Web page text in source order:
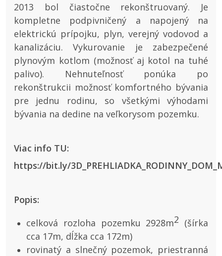
2013 bol čiastočne rekonštruovaný. Je
kompletne podpivničený a napojený na
elektrickú prípojku, plyn, verejný vodovod a
kanalizáciu. Vykurovanie je zabezpečené
plynovým kotlom (možnosť aj kotol na tuhé
palivo). Nehnuteľnosť ponúka po
rekonštrukcii možnosť komfortného bývania
pre jednu rodinu, so všetkými výhodami
bývania na dedine na veľkorysom pozemku.
Viac info TU:
https://bit.ly/
Popis:
celková rozloha pozemku 2928m2 (šírka
cca 17m, dĺžka cca 172m)
rovinatý a slnečný pozemok, priestranná